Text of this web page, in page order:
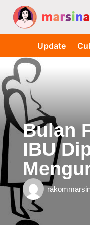
Update
Bulan
IBU